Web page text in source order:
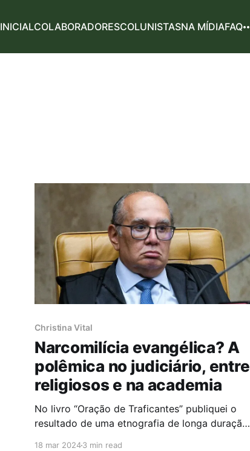
INICIALCOLABORADORESCOLUNISTASNA MÍDIAFAQ
Christina Vital
Narcomilícia evangélica? A
polêmica no judiciário, entre
religiosos e na academia
No livro “Oração de Traficantes” publiquei o
resultado de uma etnografia de longa duração
18 mar 20243 min read